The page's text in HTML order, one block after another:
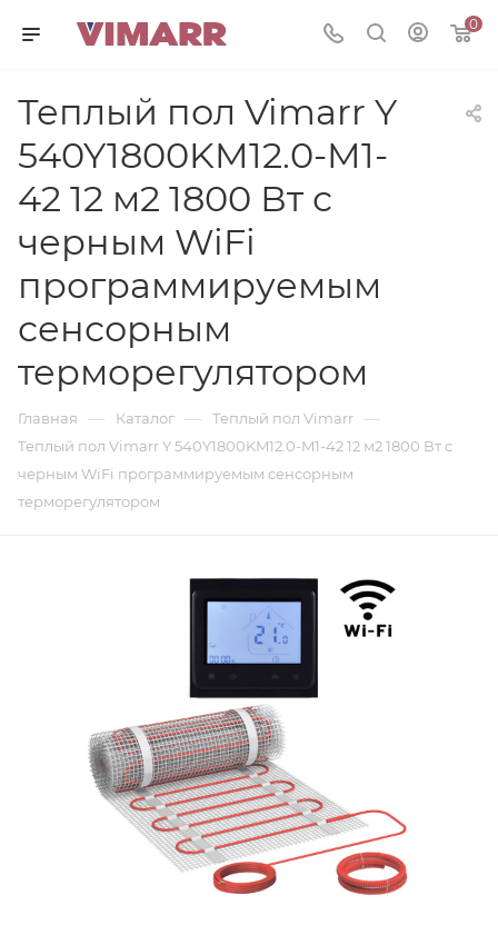
0
Теплый пол Vimarr Y
540Y1800KM12.0-M1-
42 12 м2 1800 Вт с
черным WiFi
программируемым
сенсорным
терморегулятором
Главная — Каталог — Теплый пол Vimarr —
Теплый пол Vimarr Y 540Y1800KM12.0-M1-42 12 м2 1800 Вт с
черным WiFi программируемым сенсорным
терморегулятором